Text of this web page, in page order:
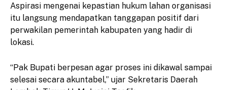
Aspirasi mengenai kepastian hukum lahan organisasi
itu langsung mendapatkan tanggapan positif dari
perwakilan pemerintah kabupaten yang hadir di
lokasi.
“Pak Bupati berpesan agar proses ini dikawal sampai
selesai secara akuntabel,” ujar Sekretaris Daerah